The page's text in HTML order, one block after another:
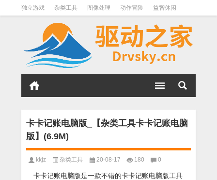
独立游戏 杂类工具 图像处理 动作冒险 益智休闲
QQ其它 下载软件 文件管理 其它
软件分类
卡卡记账电脑版_【杂类工具卡卡记账电脑
版】(6.9M)
kkjz 杂类工具 20-08-17 180 0
卡卡记账电脑版是一款不错的卡卡记账电脑版工具